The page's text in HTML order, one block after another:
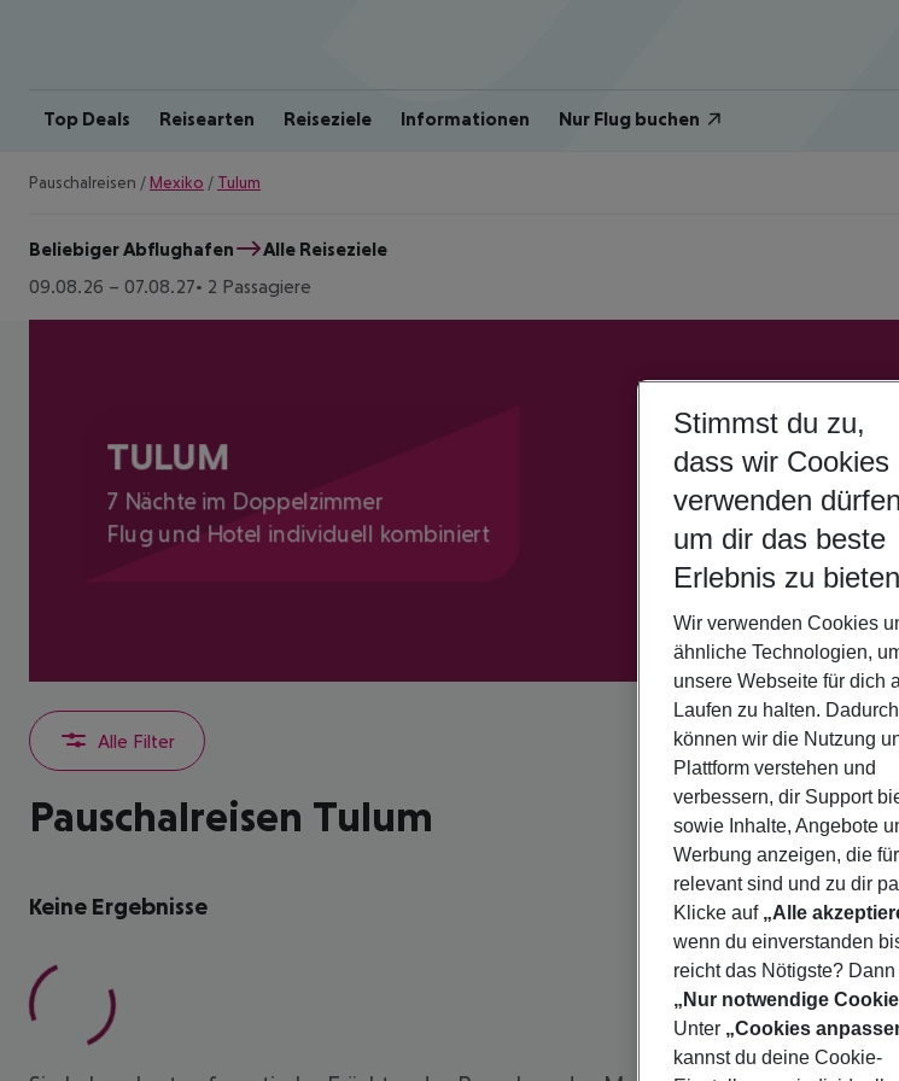
Top Deals Reisearten Reiseziele Informationen Nur Flug buchen
Pauschalreisen / Mexiko / Tulum
Beliebiger Abflughafen
Alle Reiseziele
09.08.26 – 07.08.27 2 Passagiere
TULUM
7 Nächte im Doppelzimmer
Flug und Hotel individuell kombiniert
Alle Filter
Pauschalreisen Tulum
Keine Ergebnisse
Stimmst du zu,
dass wir Cookies
verwenden
um dir das beste
Erlebnis zu
Wir verwenden Cookies
ähnliche Technologien,
unsere Webseite für dich
Laufen zu halten. Dadurch
können wir die Nutzung
Plattform verstehen und
verbessern, dir Support
sowie Inhalte, Angebote
Werbung anzeigen, die
relevant sind und zu dir
Klicke auf „Alle
wenn du einverstanden
reicht das Nötigste?
„Nur notwendige
Unter „Cookies
kannst du deine Cookie-